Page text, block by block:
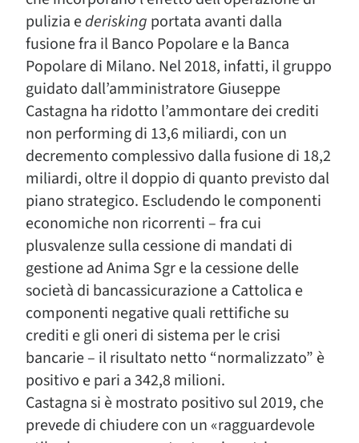
pulizia ederisking portata avanti dalla
fusione fra il Banco Popolare e la Banca
Popolare di Milano. Nel 2018, infatti, il gruppo
guidato dall’amministratore Giuseppe
Castagna ha ridotto l’ammontare dei crediti
non performing di 13,6 miliardi, con un
decremento complessivo dalla fusione di 18,2
miliardi, oltre il doppio di quanto previsto dal
piano strategico. Escludendo le componenti
economiche non ricorrenti – fra cui
plusvalenze sulla cessione di mandati di
gestione ad Anima Sgr e la cessione delle
società di bancassicurazione a Cattolica e
componenti negative quali rettifiche su
crediti e gli oneri di sistema per le crisi
bancarie – il risultato netto “normalizzato” è
positivo e pari a 342,8 milioni.
Castagna si è mostrato positivo sul 2019, che
prevede di chiudere con un «ragguardevole